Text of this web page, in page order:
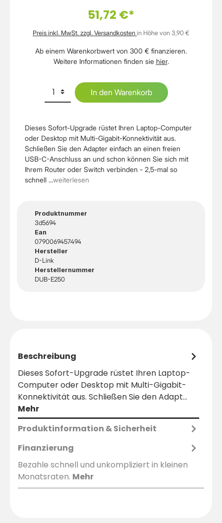
Dieses Sofort-Upgrade rüstet Ihren Laptop-Computer
oder Desktop mit Multi-Gigabit-Konnektivität aus.
Schließen Sie den Adapter einfach an einen freien
USB-C-Anschluss an und schon können Sie sich mit
Ihrem Router oder Switch verbinden - 2,5-mal so
schnell ...weiterlesen
Produktnummer
3d5694
Ean
0790069457494
Hersteller
D-Link
Herstellernummer
DUB-E250
51,72 €*
Preis inkl. MwSt. zzgl. Versandkosten in Höhe von 3,90 €
Ab einem Warenkorbwert von 300 € finanzieren.
Weitere Informationen finden sie hier.
In den Warenkorb
Beschreibung
Dieses Sofort-Upgrade rüstet Ihren Laptop-
Computer oder Desktop mit Multi-Gigabit-
Konnektivität aus. Schließen Sie den Adapt…
Mehr
Produktinformation & Sicherheit
Finanzierung
Bezahle schnell und unkompliziert in kleinen
Monatsraten. Mehr